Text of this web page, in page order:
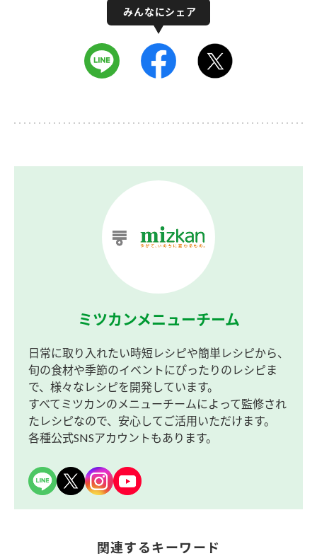
ミツカンメニューチーム
日常に取り入れたい時短レシピや簡単レシピから、
旬の食材や季節のイベントにぴったりのレシピま
で、様々なレシピを開発しています。
すべてミツカンのメニューチームによって監修され
たレシピなので、安心してご活用いただけます。
各種公式SNSアカウントもあります。
関連するキーワード